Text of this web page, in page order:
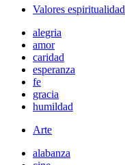
Valores espiritualidad
alegria
amor
caridad
esperanza
fe
gracia
humildad
Arte
alabanza